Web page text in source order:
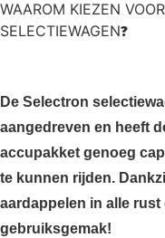
WAAROM KIEZEN
SELECTIEWAGEN?
De Selectron
aangedreven en heeft
accupakket genoeg
te kunnen rijden.
aardappelen in alle rust
gebruiksgemak!